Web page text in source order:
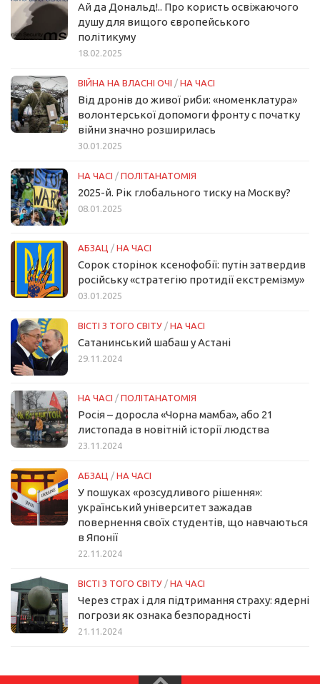
Ай да Дональд!.. Про користь освіжаючого
душу для вищого європейського
політикуму
18.02.2025
ВІЙНА НА ВЛАСНІ ОЧІ / НА ЧАСІ
Від дронів до живої риби: «номенклатура»
волонтерської допомоги фронту с початку
війни значно розширилась
30.01.2025
НА ЧАСІ / ПОЛІТАНАТОМІЯ
2025-й. Рік глобального тиску на Москву?
08.01.2025
АБЗАЦ / НА ЧАСІ
Сорок сторінок ксенофобії: путін затвердив
російську «стратегію протидії екстремізму»
03.01.2025
ВІСТІ З ТОГО СВІТУ / НА ЧАСІ
Сатанинський шабаш у Астані
29.11.2024
НА ЧАСІ / ПОЛІТАНАТОМІЯ
Росія – доросла «Чорна мамба», або 21
листопада в новітній історії людства
23.11.2024
АБЗАЦ / НА ЧАСІ
У пошуках «розсудливого рішення»:
український університет зажадав
повернення своїх студентів, що навчаються
в Японії
22.11.2024
ВІСТІ З ТОГО СВІТУ / НА ЧАСІ
Через страх і для підтримання страху: ядерні
погрози як ознака безпорадності
21.11.2024